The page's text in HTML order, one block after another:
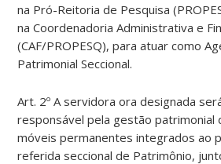
na Pró-Reitoria de Pesquisa
na Coordenadoria Administrativa e
(CAF/PROPESQ), para atuar como
Patrimonial Seccional.
Art. 2º A servidora ora designada
responsável pela gestão patrimonial
móveis permanentes integrados ao
referida seccional de Patrimônio,